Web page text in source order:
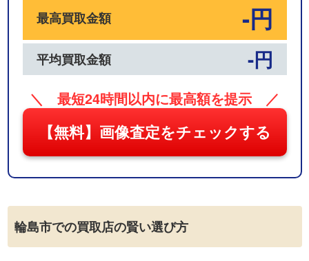
最高買取金額 -円
平均買取金額 -円
＼ 最短24時間以内に最高額を提示 ／
【無料】画像査定をチェックする
輪島市での買取店の賢い選び方